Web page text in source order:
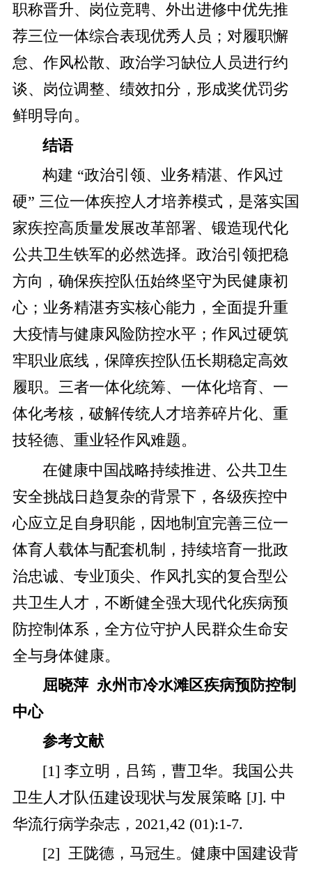
职称晋升、岗位竞聘、外出进修中优先推
荐三位一体综合表现优秀人员；对履职懈
怠、作风松散、政治学习缺位人员进行约
谈、岗位调整、绩效扣分，形成奖优罚劣
鲜明导向。
结语
构建 “政治引领、业务精湛、作风过
硬” 三位一体疾控人才培养模式，是落实国
家疾控高质量发展改革部署、锻造现代化
公共卫生铁军的必然选择。政治引领把稳
方向，确保疾控队伍始终坚守为民健康初
心；业务精湛夯实核心能力，全面提升重
大疫情与健康风险防控水平；作风过硬筑
牢职业底线，保障疾控队伍长期稳定高效
履职。三者一体化统筹、一体化培育、一
体化考核，破解传统人才培养碎片化、重
技轻德、重业轻作风难题。
在健康中国战略持续推进、公共卫生
安全挑战日趋复杂的背景下，各级疾控中
心应立足自身职能，因地制宜完善三位一
体育人载体与配套机制，持续培育一批政
治忠诚、专业顶尖、作风扎实的复合型公
共卫生人才，不断健全强大现代化疾病预
防控制体系，全方位守护人民群众生命安
全与身体健康。
屈晓萍 永州市冷水滩区疾病预防控制
中心
参考文献
[1] 李立明，吕筠，曹卫华。我国公共
卫生人才队伍建设现状与发展策略 [J]. 中
华流行病学杂志，2021,42 (01):1-7.
[2] 王陇德，马冠生。健康中国建设背